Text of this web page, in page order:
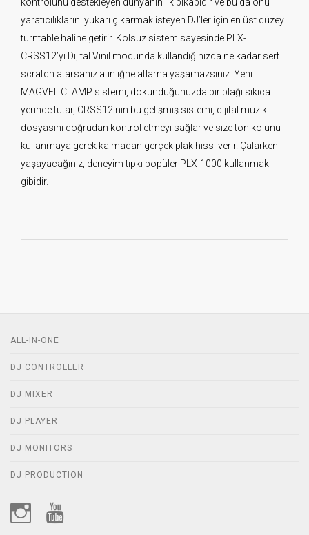
yaratıcılıklarını yukarı çıkarmak isteyen DJ’ler için en üst düzey
turntable haline getirir. Kolsuz sistem sayesinde PLX-
CRSS12’yi Dijital Vinil modunda kullandığınızda ne kadar sert
scratch atarsanız atın iğne atlama yaşamazsınız. Yeni
MAGVEL CLAMP sistemi, dokunduğunuzda bir plağı sıkıca
yerinde tutar, CRSS12 nin bu gelişmiş sistemi, dijital müzik
dosyasını doğrudan kontrol etmeyi sağlar ve size ton kolunu
kullanmaya gerek kalmadan gerçek plak hissi verir. Çalarken
yaşayacağınız, deneyim tıpkı popüler PLX-1000 kullanmak
gibidir.
ALL-IN-ONE
DJ CONTROLLER
DJ MIXER
DJ PLAYER
DJ MONITORS
DJ PRODUCTION